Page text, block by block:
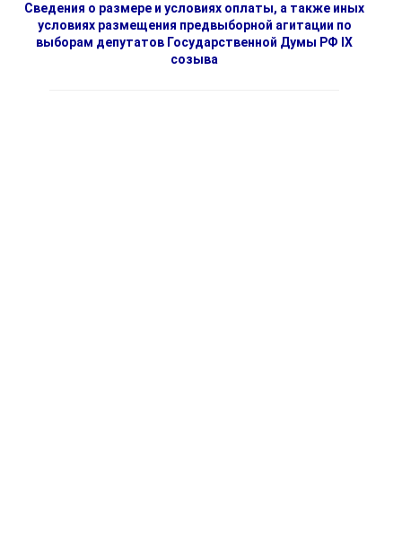
Сведения о размере и условиях оплаты, а также иных
условиях размещения предвыборной агитации по
выборам депутатов Государственной Думы РФ IX
созыва